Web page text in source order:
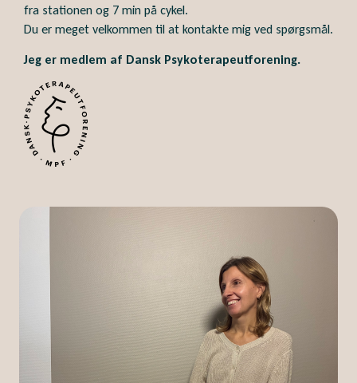
fra stationen og 7 min på cykel.
Du er meget velkommen til at kontakte mig ved spørgsmål.
Jeg er medlem af Dansk Psykoterapeutforening.